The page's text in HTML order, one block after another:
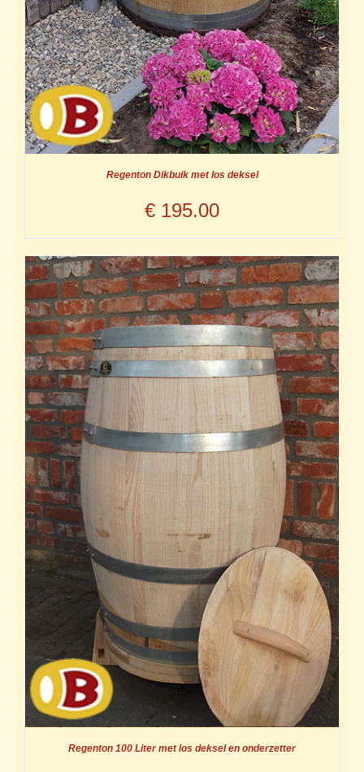
Regenton Dikbuik met los deksel
€ 195.00
Regenton 100 Liter met los deksel en onderzetter